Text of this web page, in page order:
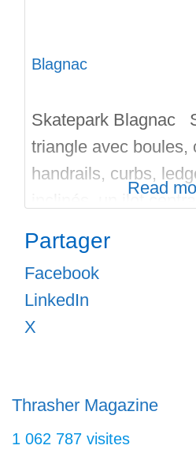
Blagnac
Skatepark Blagnac
triangle avec boules,
handrails, curbs,
inclinés, un ilot
l’arrêt du tramway
le skatepark de
libre pour les sports
Bmx, Skateboard et
Read
Partager
Facebook
LinkedIn
X
Thrasher Magazine
1 062 787 visites